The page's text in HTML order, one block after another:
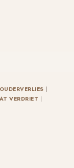
|
VERDRIET |